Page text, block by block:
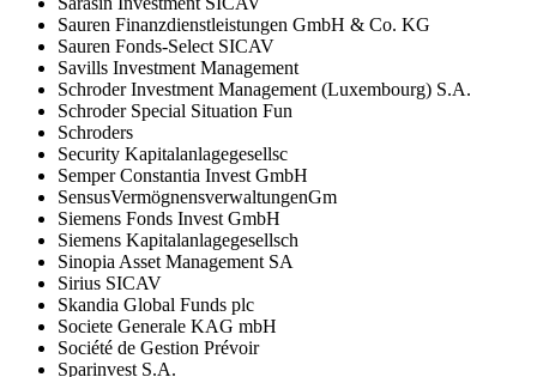
Sauren Finanzdienstleistungen GmbH & Co. KG
Sauren Fonds-Select SICAV
Savills Investment Management
Schroder Investment Management (Luxembourg) S.A.
Schroder Special Situation Fun
Schroders
Security Kapitalanlagegesellsc
Semper Constantia Invest GmbH
SensusVermögnensverwaltungenGm
Siemens Fonds Invest GmbH
Siemens Kapitalanlagegesellsch
Sinopia Asset Management SA
Sirius SICAV
Skandia Global Funds plc
Societe Generale KAG mbH
Société de Gestion Prévoir
Sparinvest S.A.